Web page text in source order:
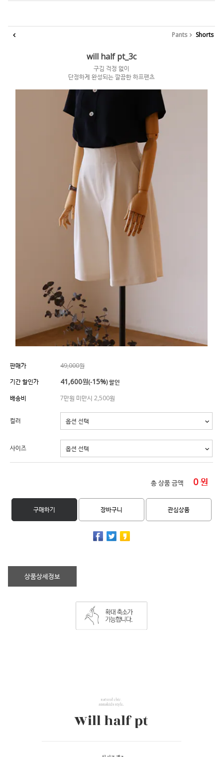
Pants Shorts
will half pt_3c
구김 걱정 없이
단정하게 완성되는 깔끔한 하프팬츠
판매가
49,000원
기간 할인가
41,600원(-15%) 할인
배송비
7만원 미만시 2,500원
컬러
사이즈
총 상품 금액 0원
구매하기 장바구니 관심상품
상품상세정보